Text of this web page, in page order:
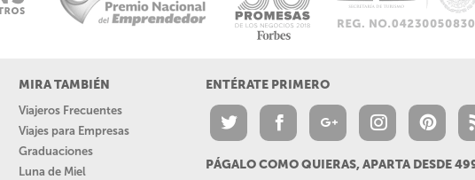
MIRA TAMBIÉN
Viajeros Frecuentes
Viajes para Empresas
Graduaciones
Luna de Miel
ENTÉRATE PRIMERO
PÁGALO COMO QUIERAS, APARTA DESDE